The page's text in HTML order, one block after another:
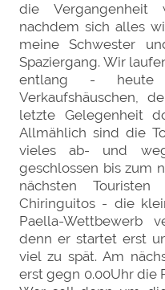
die Vergangenheit
nachdem sich alles
meine Schwester
Spaziergang. Wir
entlang -
Verkaufshäuschen,
letzte Gelegenheit
Allmählich sind die
vieles ab- und
geschlossen bis zum
nächsten
Chiringuitos - die
Paella-Wettbewerb
denn er startet erst
viel zu spät. Am
erst gegn 0.00Uhr die